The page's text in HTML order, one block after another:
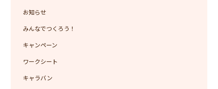
お知らせ
みんなでつくろう！
キャンペーン
ワークシート
キャラバン